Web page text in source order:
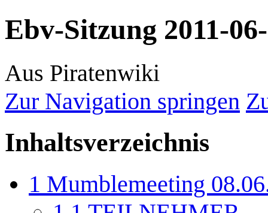
Ebv-Sitzung 2011-
Aus Piratenwiki
Zur Navigation springen
Inhaltsverzeichnis
1 Mumblemeeting